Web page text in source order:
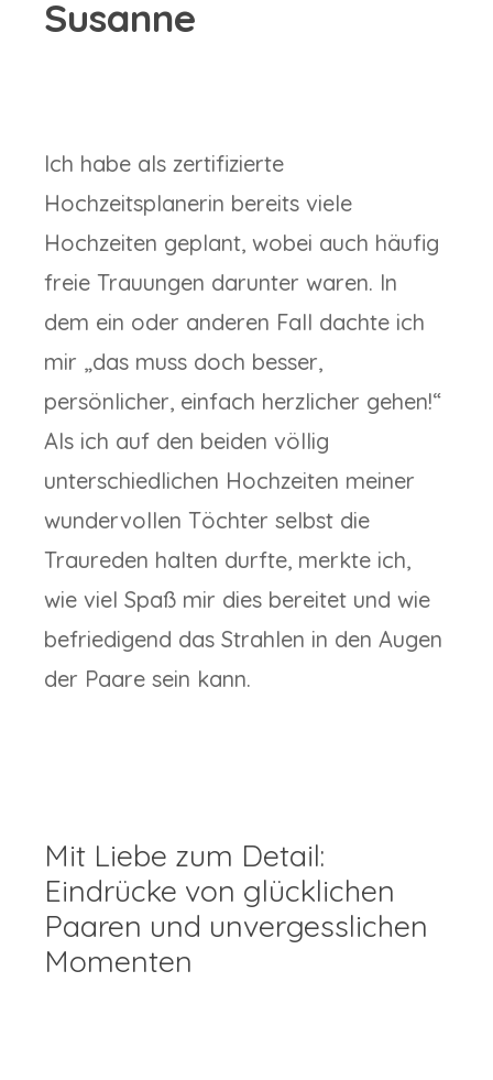
Susanne
Ich habe als zertifizierte
Hochzeitsplanerin bereits viele
Hochzeiten geplant, wobei auch häufig
freie Trauungen darunter waren. In
dem ein oder anderen Fall dachte ich
mir „das muss doch besser,
persönlicher, einfach herzlicher gehen!“
Als ich auf den beiden völlig
unterschiedlichen Hochzeiten meiner
wundervollen Töchter selbst die
Traureden halten durfte, merkte ich,
wie viel Spaß mir dies bereitet und wie
befriedigend das Strahlen in den Augen
der Paare sein kann.
Mit Liebe zum Detail:
Eindrücke von glücklichen
Paaren und unvergesslichen
Momenten